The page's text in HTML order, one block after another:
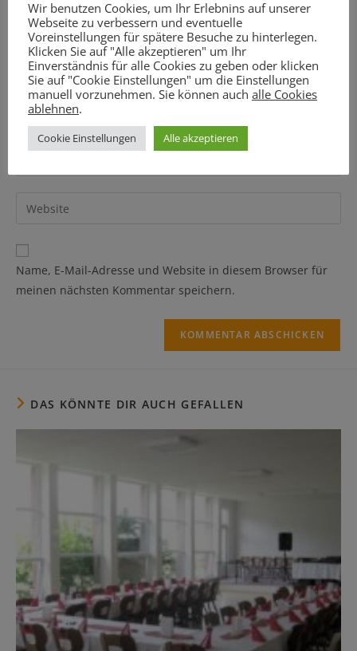
Name, E-Mail-Adresse und Website in diesem Browser für
meinen nächsten Kommentar speichern.
DAS KÖNNTE DIR AUCH GEFALLEN
Wir benutzen Cookies, um Ihr Erlebnins auf unserer
Webseite zu verbessern und eventuelle
Voreinstellungen für spätere Besuche zu hinterlegen.
Klicken Sie auf "Alle akzeptieren" um Ihr
Einverständnis für alle Cookies zu geben oder klicken
Sie auf "Cookie Einstellungen" um die Einstellungen
manuell vorzunehmen. Sie können auch alle Cookies
ablehnen.
Cookie Einstellungen Alle akzeptieren